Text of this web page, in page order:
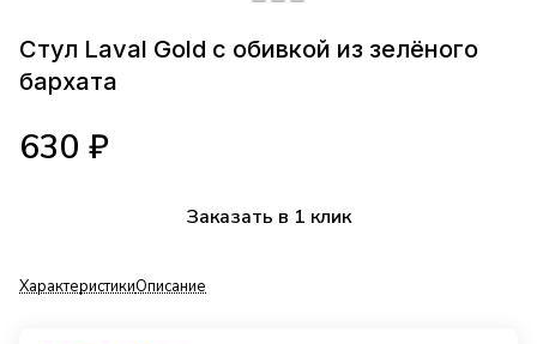
Стул Laval Gold с обивкой из зелёного
бархата
630 ₽
Заказать в 1 клик
ХарактеристикиОписание